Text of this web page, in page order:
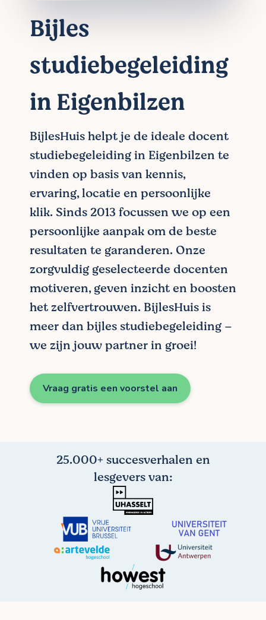
Bijles
studiebegeleiding
in Eigenbilzen
BijlesHuis helpt je de ideale docent
studiebegeleiding in Eigenbilzen te
vinden op basis van kennis,
ervaring, locatie en persoonlijke
klik. Sinds 2013 focussen we op een
persoonlijke aanpak om de beste
resultaten te garanderen. Onze
zorgvuldig geselecteerde docenten
motiveren, geven inzicht en boosten
het zelfvertrouwen. BijlesHuis is
meer dan bijles studiebegeleiding –
we zijn jouw partner in groei!
Vraag gratis een voorstel aan
25.000+ succesverhalen en
lesgevers van: